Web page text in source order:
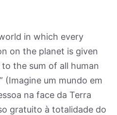
in which every
on the planet is given
the sum of all human
(Imagine um mundo em
na face da Terra
gratuito à totalidade do